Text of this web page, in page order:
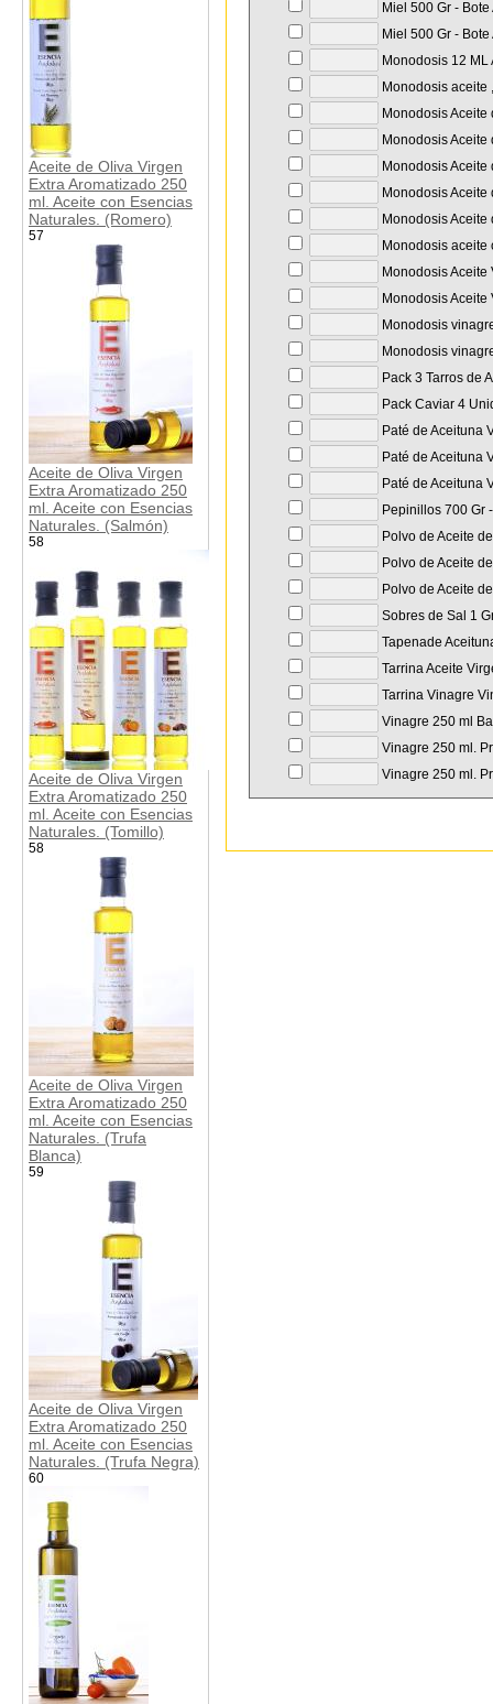
Aceite de Oliva Virgen
Extra Aromatizado 250
ml. Aceite con Esencias
Naturales. (Romero)
57
Aceite de Oliva Virgen
Extra Aromatizado 250
ml. Aceite con Esencias
Naturales. (Salmón)
58
Aceite de Oliva Virgen
Extra Aromatizado 250
ml. Aceite con Esencias
Naturales. (Tomillo)
58
Aceite de Oliva Virgen
Extra Aromatizado 250
ml. Aceite con Esencias
Naturales. (Trufa
Blanca)
59
Aceite de Oliva Virgen
Extra Aromatizado 250
ml. Aceite con Esencias
Naturales. (Trufa Negra)
60
Miel 500 Gr -
Miel 500 Gr -
Monodosis 12
Monodosis aceite
Monodosis
Monodosis
Monodosis
Monodosis
Monodosis
Monodosis aceite
Monodosis
Monodosis
Monodosis
Monodosis
Pack 3 Tarros de
Pack Caviar 4
Paté de Aceituna
Paté de Aceituna
Paté de Aceituna
Pepinillos 700 Gr
Polvo de Aceite
Polvo de Aceite
Polvo de Aceite
Sobres de Sal 1
Tapenade
Tarrina Aceite
Tarrina Vinagre
Vinagre 250 ml
Vinagre 250 ml.
Vinagre 250 ml.